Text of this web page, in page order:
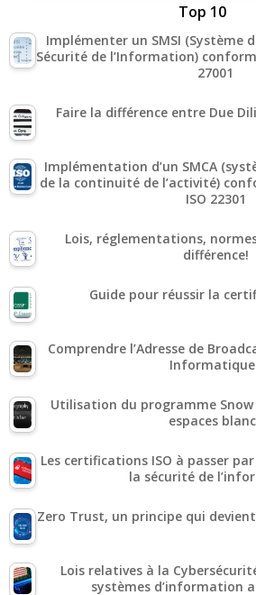
Top 10
Implémenter un SMSI (Système
Sécurité de l’Information)
27001
Faire la différence entre Due
Implémentation d’un SMCA
de la continuité de l’activité)
ISO 22301
Lois, réglementations,
différence!
Guide pour réussir la
Comprendre l’Adresse de
Utilisation du programme
espaces
Les certifications ISO à passer
la sécurité de
Zero Trust, un principe qui
Lois relatives à la
systèmes d’information